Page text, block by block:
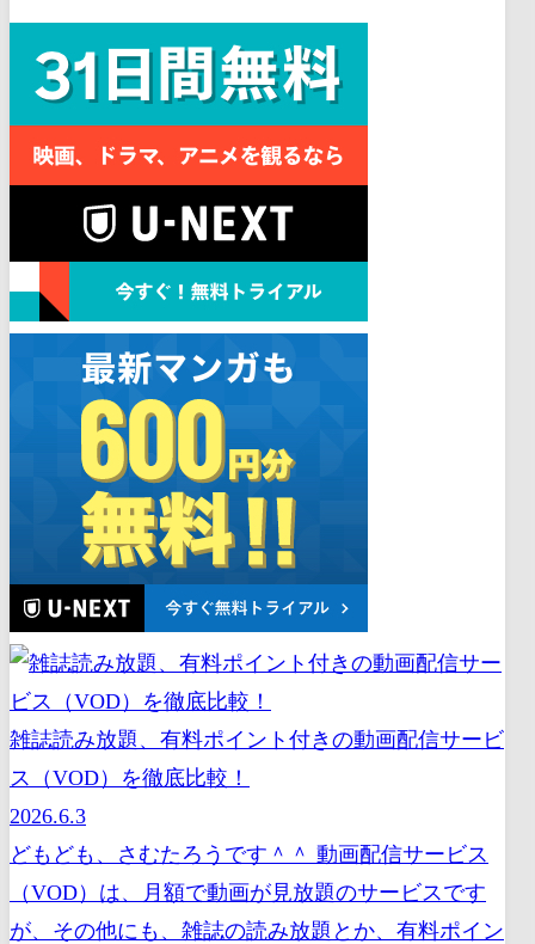
雑誌読み放題、有料ポイント付きの動画配信サービ
ス（VOD）を徹底比較！
2026.6.3
どもども、さむたろうです＾＾ 動画配信サービス
（VOD）は、月額で動画が見放題のサービスです
が、その他にも、雑誌の読み放題とか、有料ポイン